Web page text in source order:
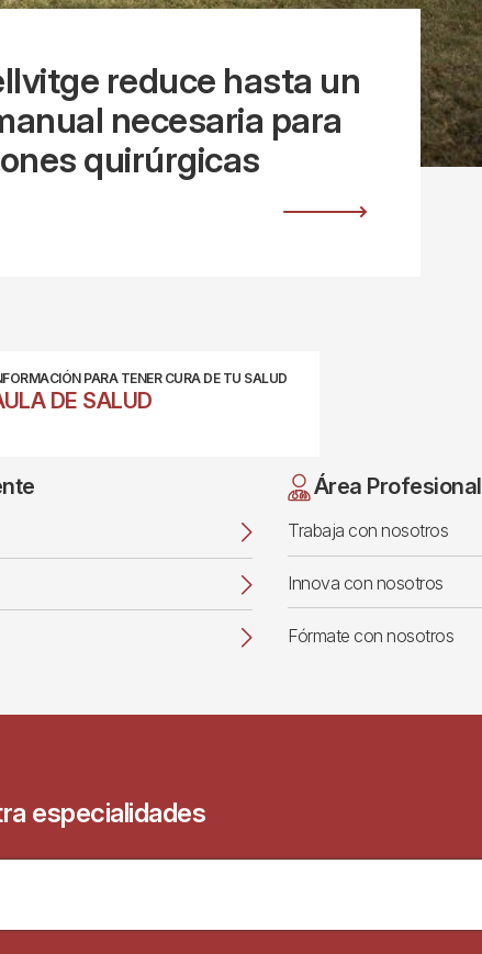
reduce hasta un
necesaria para
quirúrgicas
PARA TENER CURA DE TU SALUD
DE SALUD
Área Profesional
Trabaja con nosotros
Innova con nosotros
Fórmate con nosotros
especialidades